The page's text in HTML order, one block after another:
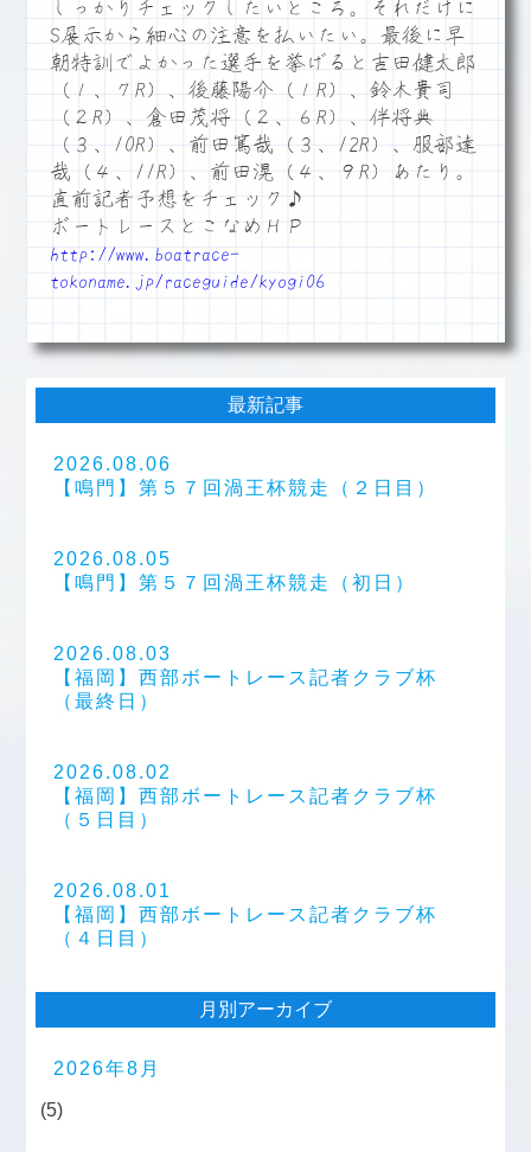
しっかりチェックしたいところ。それだけに
S展示から細心の注意を払いたい。最後に早
朝特訓でよかった選手を挙げると吉田健太郎
（１、７R）、後藤陽介（１R）、鈴木貴司
（２R）、倉田茂将（２、６R）、伴将典
（３、10R）、前田篤哉（３、12R）、服部達
哉（４、11R）、前田滉（４、９R）あたり。
直前記者予想をチェック♪
ボートレースとこなめＨＰ
http://www.boatrace-
tokoname.jp/raceguide/kyogi06
最新記事
2026.08.06
【鳴門】第５７回渦王杯競走（２日目）
2026.08.05
【鳴門】第５７回渦王杯競走（初日）
2026.08.03
【福岡】西部ボートレース記者クラブ杯
（最終日）
2026.08.02
【福岡】西部ボートレース記者クラブ杯
（５日目）
2026.08.01
【福岡】西部ボートレース記者クラブ杯
（４日目）
月別アーカイブ
2026年8月
(5)